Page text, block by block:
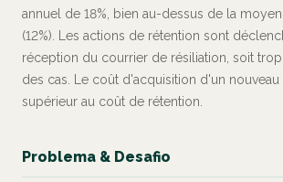
annuel de 18%, bien au-dessus de la
(12%). Les actions de rétention sont
réception du courrier de résiliation, soit
des cas. Le coût d'acquisition d'un
supérieur au coût de rétention.
Problema & Desafio